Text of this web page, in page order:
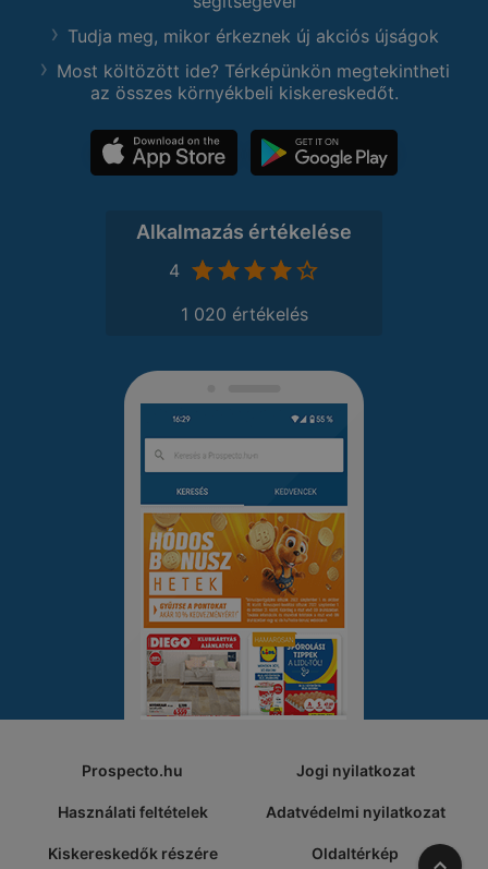
Tudja meg, mikor érkeznek új akciós újságok
Most költözött ide? Térképünkön megtekintheti
az összes környékbeli kiskereskedőt.
Alkalmazás értékelése
4
1 020 értékelés
Prospecto.hu Jogi nyilatkozat
Használati feltételek Adatvédelmi nyilatkozat
Kiskereskedők részére Oldaltérkép A